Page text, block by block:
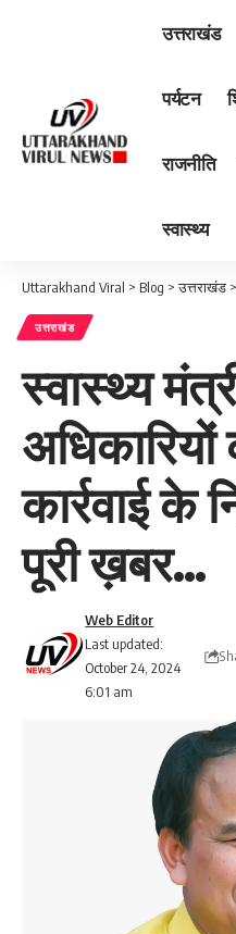
उत्तराखंड
पर्यटन
राजनीति
स्वास्थ्य
Uttarakhand Viral > Blog >उत्तराखंड
उत्तराखंड
स्वास्थ्य
कार्रवाई के
पूरी ख़बर…
Last updated:
October 24, 2024
6:01 am
Web Editor